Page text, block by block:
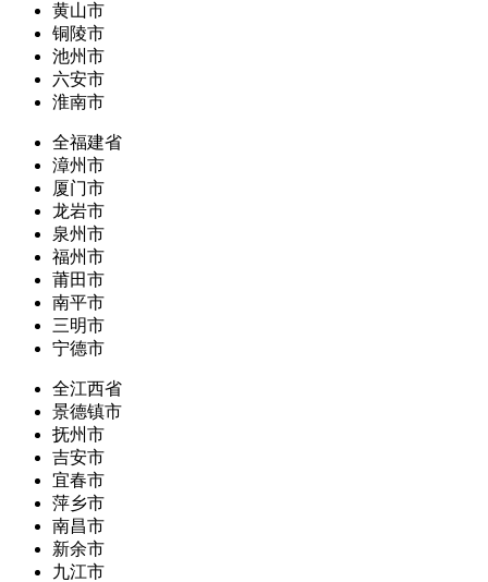
黄山市
铜陵市
池州市
六安市
淮南市
全福建省
漳州市
厦门市
龙岩市
泉州市
福州市
莆田市
南平市
三明市
宁德市
全江西省
景德镇市
抚州市
吉安市
宜春市
萍乡市
南昌市
新余市
九江市